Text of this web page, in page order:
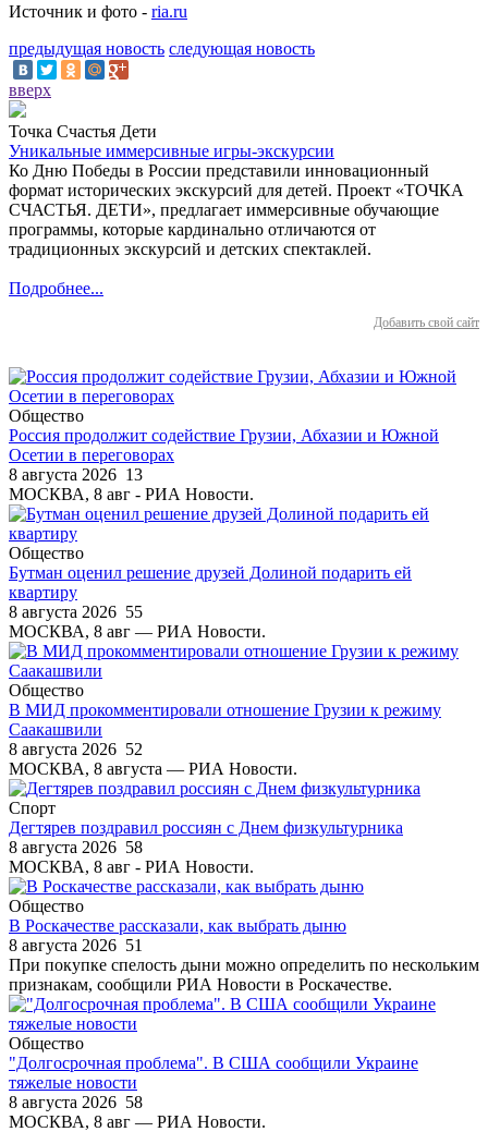
Источник и фото - ria.ru
предыдущая новость следующая новость
вверх
Точка Счастья Дети
Уникальные иммерсивные игры-экскурсии
Ко Дню Победы в России представили инновационный
формат исторических экскурсий для детей. Проект «ТОЧКА
СЧАСТЬЯ. ДЕТИ», предлагает иммерсивные обучающие
программы, которые кардинально отличаются от
традиционных экскурсий и детских спектаклей.
Подробнее...
Добавить свой сайт
Общество
Россия продолжит содействие Грузии, Абхазии и Южной
Осетии в переговорах
8 августа 2026 13
МОСКВА, 8 авг - РИА Новости.
Общество
Бутман оценил решение друзей Долиной подарить ей
квартиру
8 августа 2026 55
МОСКВА, 8 авг — РИА Новости.
Общество
В МИД прокомментировали отношение Грузии к режиму
Саакашвили
8 августа 2026 52
МОСКВА, 8 августа — РИА Новости.
Спорт
Дегтярев поздравил россиян с Днем физкультурника
8 августа 2026 58
МОСКВА, 8 авг - РИА Новости.
Общество
В Роскачестве рассказали, как выбрать дыню
8 августа 2026 51
При покупке спелость дыни можно определить по нескольким
признакам, сообщили РИА Новости в Роскачестве.
Общество
"Долгосрочная проблема". В США сообщили Украине
тяжелые новости
8 августа 2026 58
МОСКВА, 8 авг — РИА Новости.